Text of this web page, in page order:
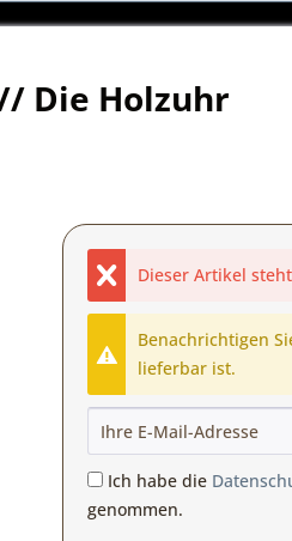
Die Holzuhr
Dieser Artikel
Benachrichtigen
lieferbar ist.
Ich habe die
genommen.